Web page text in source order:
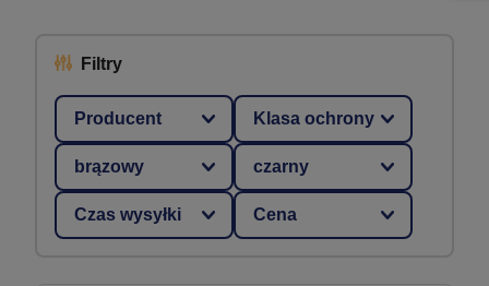
Filtry
Producent Klasa ochrony
brązowy czarny
Czas wysyłki Cena